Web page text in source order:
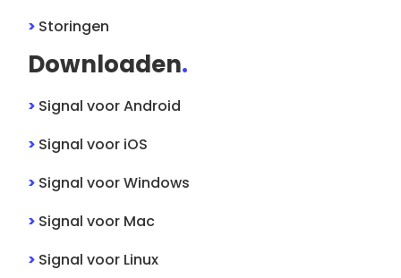
> Storingen
Downloaden.
> SignalvoorAndroid
> Signalvoor iOS
> SignalvoorWindows
> Signalvoor Mac
> Signalvoor Linux